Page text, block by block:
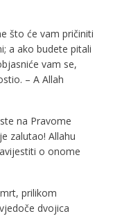
što će vam pričiniti
a ako budete pitali
vam se,
– A Allah
na Pravome
zalutao! Allahu
o onome
prilikom
dvojica